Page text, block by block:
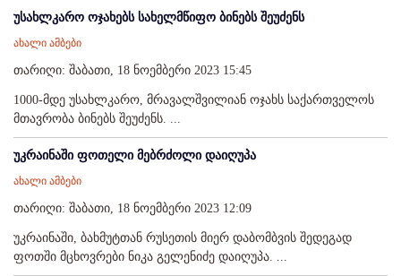
უსახლკარო ოჯახებს სახელმწიფო ბინებს შეუძენს
ახალი ამბები
თარიღი: შაბათი, 18 ნოემბერი 2023 15:45
1000-მდე უსახლკარო, მრავალშვილიან ოჯახს საქართველოს
მთავრობა ბინებს შეუძენს. ...
უკრაინაში ფოთელი მებრძოლი დაიღუპა
ახალი ამბები
თარიღი: შაბათი, 18 ნოემბერი 2023 12:09
უკრაინაში, ბახმუტთან რუსეთის მიერ დაბომბვის შედეგად
ფოთში მცხოვრები ნიკა გელენიძე დაიღუპა. ...